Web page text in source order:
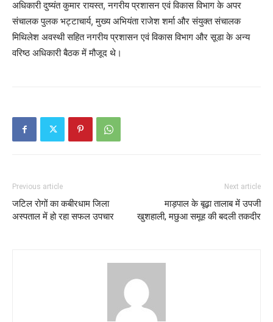
अधिकारी दुष्यंत कुमार रायस्त, नगरीय प्रशासन एवं विकास विभाग के अपर
संचालक पुलक भट्टाचार्य, मुख्य अभियंता राजेश शर्मा और संयुक्त संचालक
मिथिलेश अवस्थी सहित नगरीय प्रशासन एवं विकास विभाग और सूडा के अन्य
वरिष्ठ अधिकारी बैठक में मौजूद थे।
Previous article
जटिल रोगों का कबीरधाम जिला
अस्पताल में हो रहा सफल उपचार
Next article
माड़पाल के बूढ़ा तालाब में उपजी
खुशहाली, मछुआ समूह की बदली तकदीर